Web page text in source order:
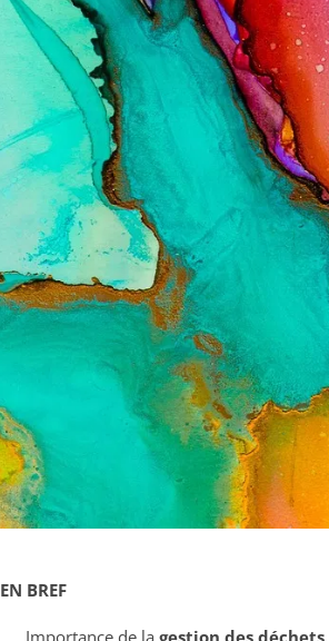
EN BREF
Importance de la gestion des déchets